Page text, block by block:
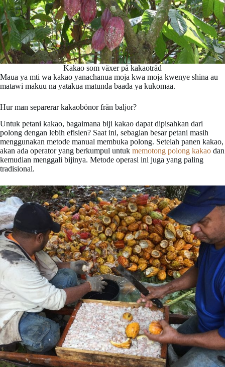
Kakao som växer på kakaoträd
Maua ya mti wa kakao yanachanua moja kwa moja kwenye shina au
matawi makuu na yatakua matunda baada ya kukomaa.
Hur man separerar kakaobönor från baljor?
Untuk petani kakao, bagaimana biji kakao dapat dipisahkan dari
polong dengan lebih efisien? Saat ini, sebagian besar petani masih
menggunakan metode manual membuka polong. Setelah panen kakao,
akan ada operator yang berkumpul untuk memotong polong kakao dan
kemudian menggali bijinya. Metode operasi ini juga yang paling
tradisional.